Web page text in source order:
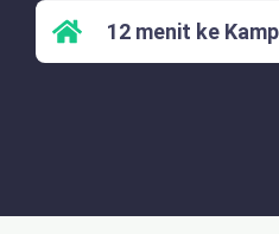
12 menit ke